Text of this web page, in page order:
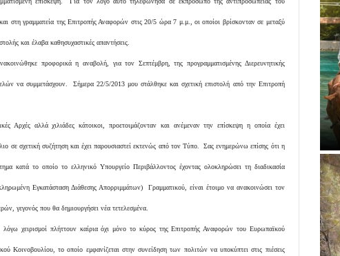
στη γραμματεία της Επιτροπής Αναφορών στις 20/5 ώρα 7 μ.μ., οι οποίοι βρίσκονταν σε μεταξύ
και έλαβα καθησυχαστικές απαντήσεις.
προφορικά η αναβολή, για τον Σεπτέμβρη, της προγραμματισμένης Διερευνητικής
να συμμετάσχουν. Σήμερα 22/5/2013 μου στάλθηκε και σχετική επιστολή από την Επιτροπή
Αρχές αλλά χιλιάδες κάτοικοι, προετοιμάζονταν και ανέμεναν την επίσκεψη η οποία έχει
σε σχετική συζήτηση και έχει παρουσιαστεί εκτενώς από τον Τύπο. Σας ενημερώνω επίσης ότι η
κατά το οποίο το ελληνικό Υπουργείο Περιβάλλοντος έχοντας ολοκληρώσει τη διαδικασία
Εγκατάσταση Διάθεσης Απορριμμάτων) Γραμματικού, είναι έτοιμο να ανακοινώσει τον
γεγονός που θα δημιουργήσει νέα τετελεσμένα.
χειρισμοί πλήττουν καίρια όχι μόνο το κύρος της Επιτροπής Αναφορών του Ευρωπαϊκού
Κοινοβουλίου, το οποίο εμφανίζεται στην συνείδηση των πολιτών να υποκύπτει στις πιέσεις